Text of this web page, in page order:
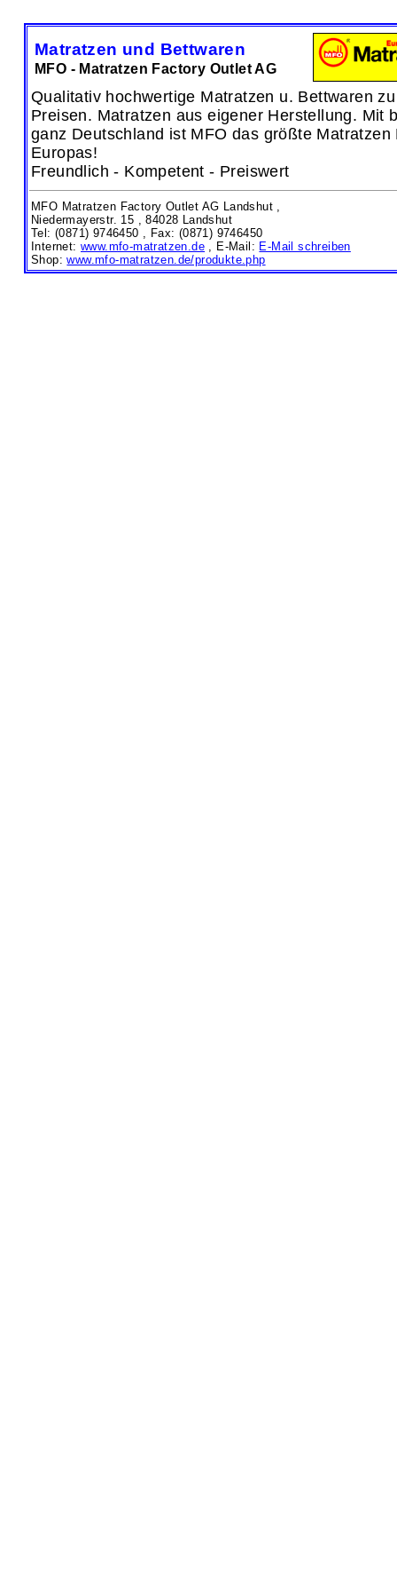
Matratzen und Bettwaren
MFO - Matratzen Factory Outlet AG
Qualitativ hochwertige Matratzen u. Bettwaren
Preisen. Matratzen aus eigener Herstellung. Mit
ganz Deutschland ist MFO das größte Matratzen
Europas!
Freundlich - Kompetent - Preiswert
MFO Matratzen Factory Outlet AG Landshut ,
Niedermayerstr. 15 ,84028 Landshut
Tel: (0871) 9746450 , Fax: (0871) 9746450
Internet:www.mfo-matratzen.de , E-Mail: E-Mail schreiben
Shop:www.mfo-matratzen.de/produkte.php